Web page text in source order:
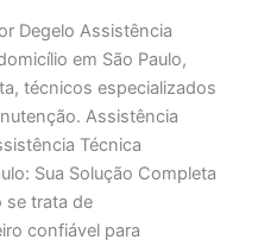
Degelo Assistência
em São Paulo,
técnicos especializados
Assistência
Técnica
Sua Solução Completa
se trata de
confiável para